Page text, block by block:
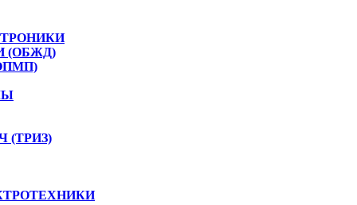
(ОБЖД)
(ТРИЗ)